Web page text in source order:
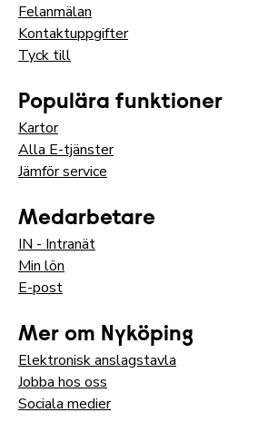
Felanmälan
Kontaktuppgifter
Tyck till
Populära funktioner
Kartor
Alla E-tjänster
Jämför service
Medarbetare
IN - Intranät
Min lön
E-post
Mer om Nyköping
Elektronisk anslagstavla
Jobba hos oss
Sociala medier